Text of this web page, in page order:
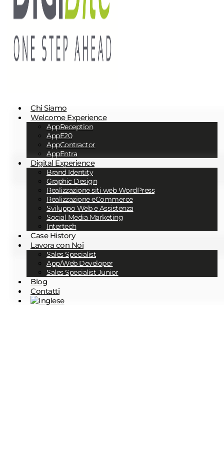
Chi Siamo
Welcome Experience
AppReception
AppE20
AppContractor
AppEntra
Digital Experience
Brand Identity
Graphic Design
Realizzazione siti web WordPress
Realizzazione eCommerce
Sviluppo Web e Assistenza
Social Media Marketing
Intertech
Case History
Lavora con Noi
Sales Specialist
App/Web Developer
Sales Specialist Junior
Blog
Contatti